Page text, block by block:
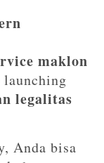
maklon
launching
legalitas
Anda bisa